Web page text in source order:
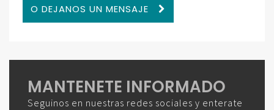
O DEJANOS UN MENSAJE
MANTENETE INFORMADO
Seguinos en nuestras redes sociales y enterate